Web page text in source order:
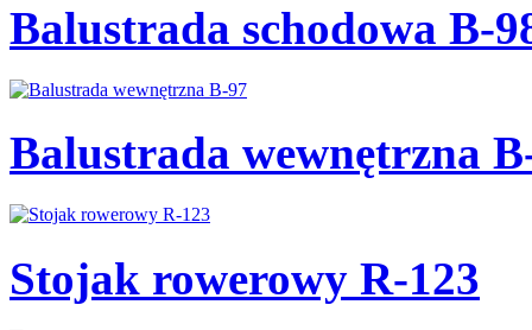
Balustrada schodowa B-
Balustrada wewnętrzna
Stojak rowerowy R-123